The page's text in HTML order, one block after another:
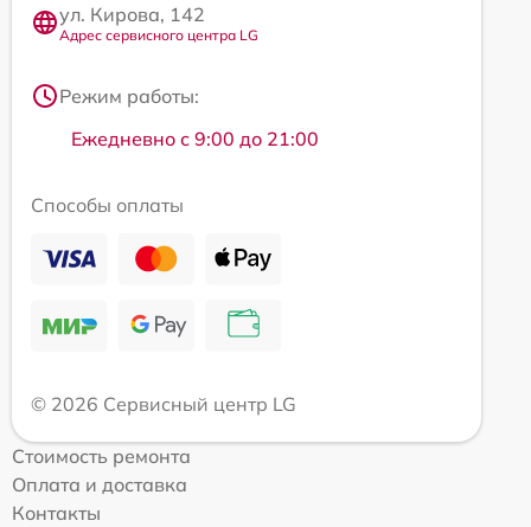
ул. Кирова, 142
Адрес сервисного центра LG
Режим работы:
Ежедневно с 9:00 до 21:00
Способы оплаты
© 2026 Сервисный центр LG
Стоимость ремонта
Оплата и доставка
Контакты